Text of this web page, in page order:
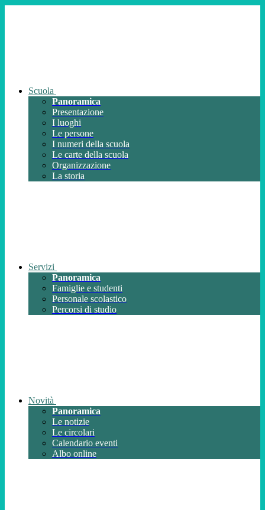
Scuola
Panoramica
Presentazione
I luoghi
Le persone
I numeri della scuola
Le carte della scuola
Organizzazione
La storia
Servizi
Panoramica
Famiglie e studenti
Personale scolastico
Percorsi di studio
Novità
Panoramica
Le notizie
Le circolari
Calendario eventi
Albo online